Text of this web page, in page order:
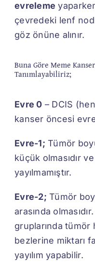
evreleme
çevredeki lenf
göz önüne alınır.
Buna Göre Meme
Tanımlayabiliriz;
Evre 0 – DCIS
kanser öncesi
Evre-1; Tümör
küçük olmasıdır
yayılmamıştır.
Evre-2; Tümör
arasında
gruplarında tümör
bezlerine miktarı
yayılım yapabilir.